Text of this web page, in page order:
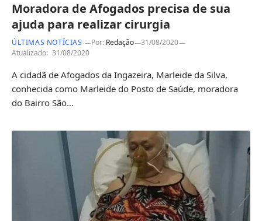
Moradora de Afogados precisa de sua
ajuda para realizar cirurgia
ÚLTIMAS NOTÍCIAS Por: Redação
31/08/2020
Atualizado: 31/08/2020
A cidadã de Afogados da Ingazeira, Marleide da Silva,
conhecida como Marleide do Posto de Saúde, moradora
do Bairro São…